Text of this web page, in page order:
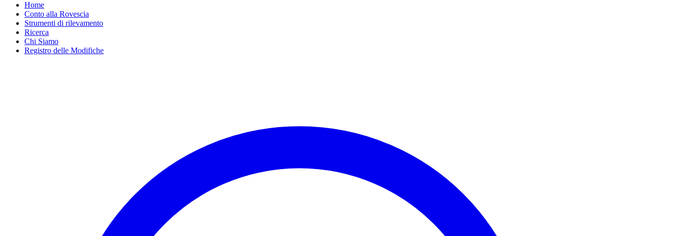
Home
Conto alla Rovescia
Strumenti di rilevamento
Ricerca
Chi Siamo
Registro delle Modifiche